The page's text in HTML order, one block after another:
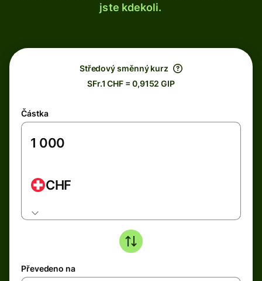
jste kdekoli.
Středový směnný kurz
SFr.1 CHF = 0,9152 GIP
Částka
CHF
Převedeno na